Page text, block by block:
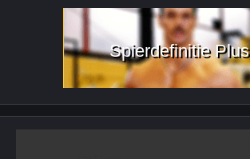
Spierdefinitie Plus